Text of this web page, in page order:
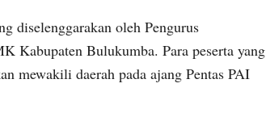
diselenggarakan oleh Pengurus
Kabupaten Bulukumba. Para peserta yang
mewakili daerah pada ajang Pentas PAI